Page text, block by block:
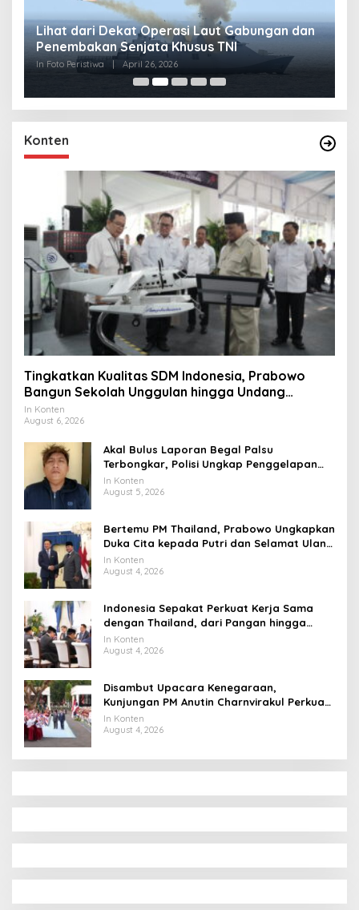
Lihat dari Dekat Operasi Laut Gabungan dan
Penembakan Senjata Khusus TNI
In Foto Peristiwa April 26, 2026
Konten
Tingkatkan Kualitas SDM Indonesia, Prabowo
Bangun Sekolah Unggulan hingga Undang
Universitas Terbaik Dunia
In Konten
August 6, 2026
Akal Bulus Laporan Begal Palsu
Terbongkar, Polisi Ungkap Penggelapan
Uang Perusahaan untuk Crypto
In Konten
August 5, 2026
Bertemu PM Thailand, Prabowo Ungkapkan
Duka Cita kepada Putri dan Selamat Ulang
Tahun ke Raja Thailand
In Konten
August 4, 2026
Indonesia Sepakat Perkuat Kerja Sama
dengan Thailand, dari Pangan hingga
Ekonomi Digital
In Konten
August 4, 2026
Disambut Upacara Kenegaraan,
Kunjungan PM Anutin Charnvirakul Perkuat
Hubungan Indonesia-Thailand
In Konten
August 4, 2026